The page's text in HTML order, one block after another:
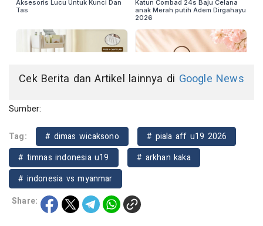
Cek Berita dan Artikel lainnya di Google News
Sumber:
Tag: # dimas wicaksono
# piala aff u19 2026
# timnas indonesia u19
# arkhan kaka
# indonesia vs myanmar
Share: